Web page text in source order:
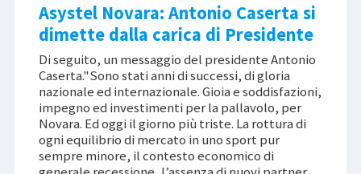
Asystel Novara: Antonio Caserta si
dimette dalla carica di Presidente
Di seguito, un messaggio del presidente Antonio
Caserta."Sono stati anni di successi, di gloria
nazionale ed internazionale. Gioia e soddisfazioni,
impegno ed investimenti per la pallavolo, per
Novara. Ed oggi il giorno più triste. La rottura di
ogni equilibrio di mercato in uno sport pur
sempre minore, il contesto economico di